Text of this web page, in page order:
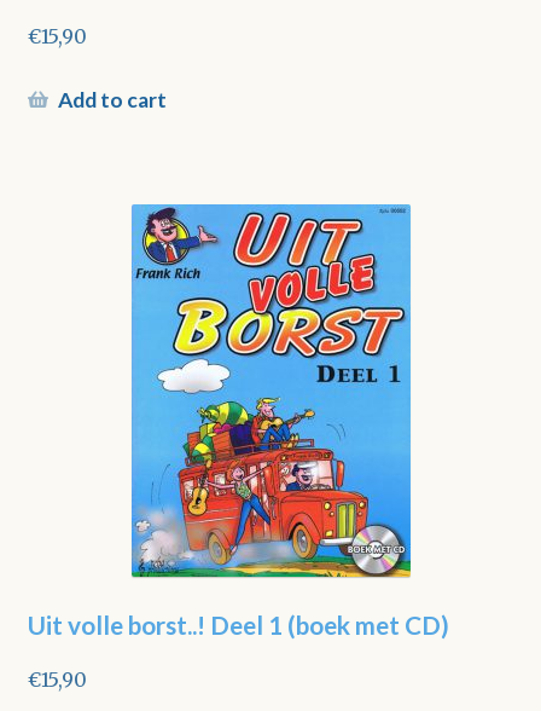
€15,90
Add to cart
Uit volle borst..! Deel 1 (boek met CD)
€15,90